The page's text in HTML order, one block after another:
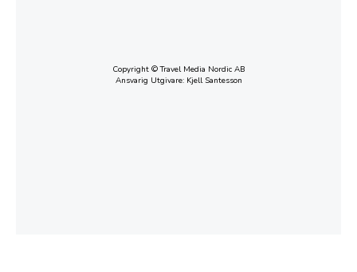
Copyright © Travel Media Nordic AB
Ansvarig Utgivare: Kjell Santesson